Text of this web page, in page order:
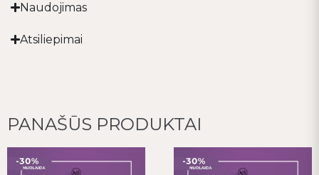
Naudojimas
Atsiliepimai
PANAŠŪS PRODUKTAI